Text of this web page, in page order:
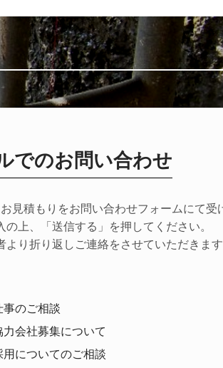
でのお問い合わせ
見積もりをお問い合わせフォームにて受
の上、「送信する」を押してください。
より折り返しご連絡をさせていただきま
事のご相談
力会社募集について
用についてのご相談